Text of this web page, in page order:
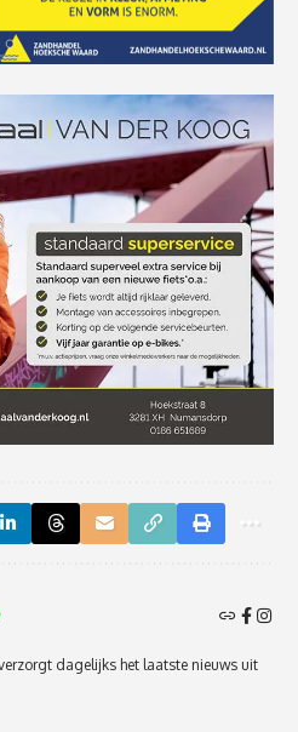
dagelijks het laatste nieuws uit